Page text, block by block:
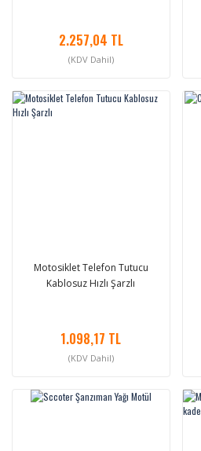
2.257,04 TL
(KDV Dahil)
Motosiklet Telefon Tutucu
Kablosuz Hızlı Şarzlı
1.098,17 TL
(KDV Dahil)